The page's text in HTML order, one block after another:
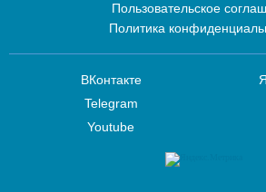
Пользовательское
Политика
ВКонтакте
Telegram
Youtube